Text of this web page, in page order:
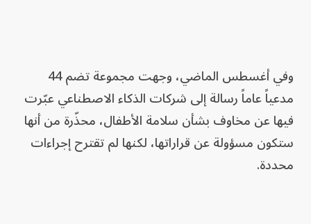
وفي أغسطس الماضي، وجهت مجموعة تضم 44
مدعياً عاماً رسالة إلى شركات الذكاء الاصطناعي عبّرت
فيها عن مخاوف بشأن سلامة الأطفال، محذّرة من أنها
ستكون مسؤولة عن قراراتها، لكنها لم تقترح إجراءات
محددة.